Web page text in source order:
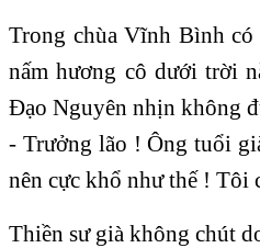
Trong chùa Vĩnh Bình
nấm hương cô dưới trời
Đạo Nguyên nhịn không
- Trưởng lão ! Ông tuổi
nên cực khổ như thế ! Tôi
Thiền sư già không chút